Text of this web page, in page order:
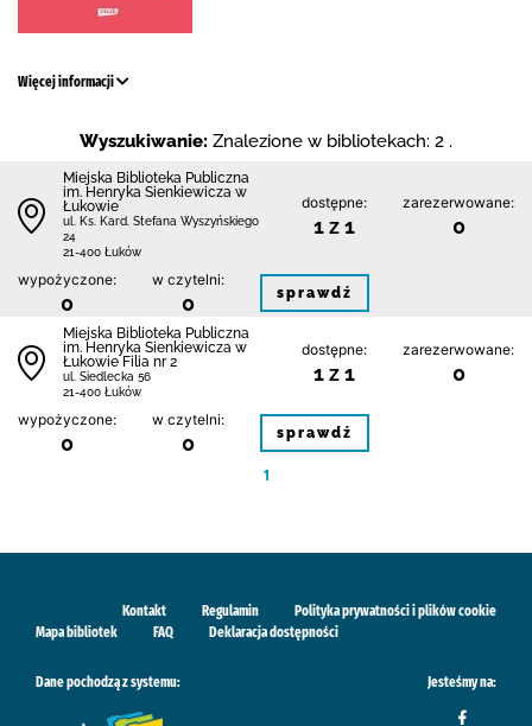
Więcej informacji
Wyszukiwanie: Znalezione w bibliotekach: 2 .
Miejska Biblioteka Publiczna
im. Henryka Sienkiewicza w
Łukowie
ul. Ks. Kard. Stefana Wyszyńskiego
24
21-400 Łuków
dostępne:
1 z 1
zarezerwowane:
0
wypożyczone:
0
w czytelni:
0 sprawdź
Miejska Biblioteka Publiczna
im. Henryka Sienkiewicza w
Łukowie Filia nr 2
ul. Siedlecka 56
21-400 Łuków
dostępne:
1 z 1
zarezerwowane:
0
wypożyczone:
0
w czytelni:
0 sprawdź
1
Kontakt Regulamin
Polityka prywatności i plików cookie
Mapa bibliotek
FAQ Deklaracja dostępności
Dane pochodzą z systemu: Jesteśmy na: